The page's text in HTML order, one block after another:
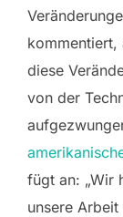
kommentiert,
diese
von der
fügt an: „Wir
unsere